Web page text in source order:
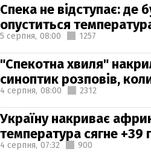
Спека не відступає: де
опуститься
5 серпня, 08:00 1257
"Спекотна хвиля"
синоптик розповів,
4 серпня, 08:00 2312
Україну накриває
температура сягне +39
4 серпня, 07:32 900